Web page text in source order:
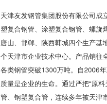
天津友发钢管集团股份有限公司成
塑复合钢管、涂塑复合钢管、螺旋
唐山、邯郸、陕西韩城四个生产基
个天津市企业技术中心。产品销
各类钢管突破1300万吨。自2006
质量是企业的生命。通过严把“原
管、钢塑复合管，连续多年被天